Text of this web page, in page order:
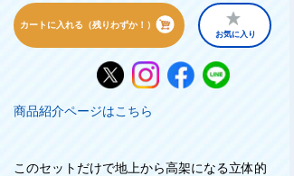
カートに入れる（残りわずか！）
お気に入り
商品紹介ページはこちら
このセットだけで地上から高架になる立体的